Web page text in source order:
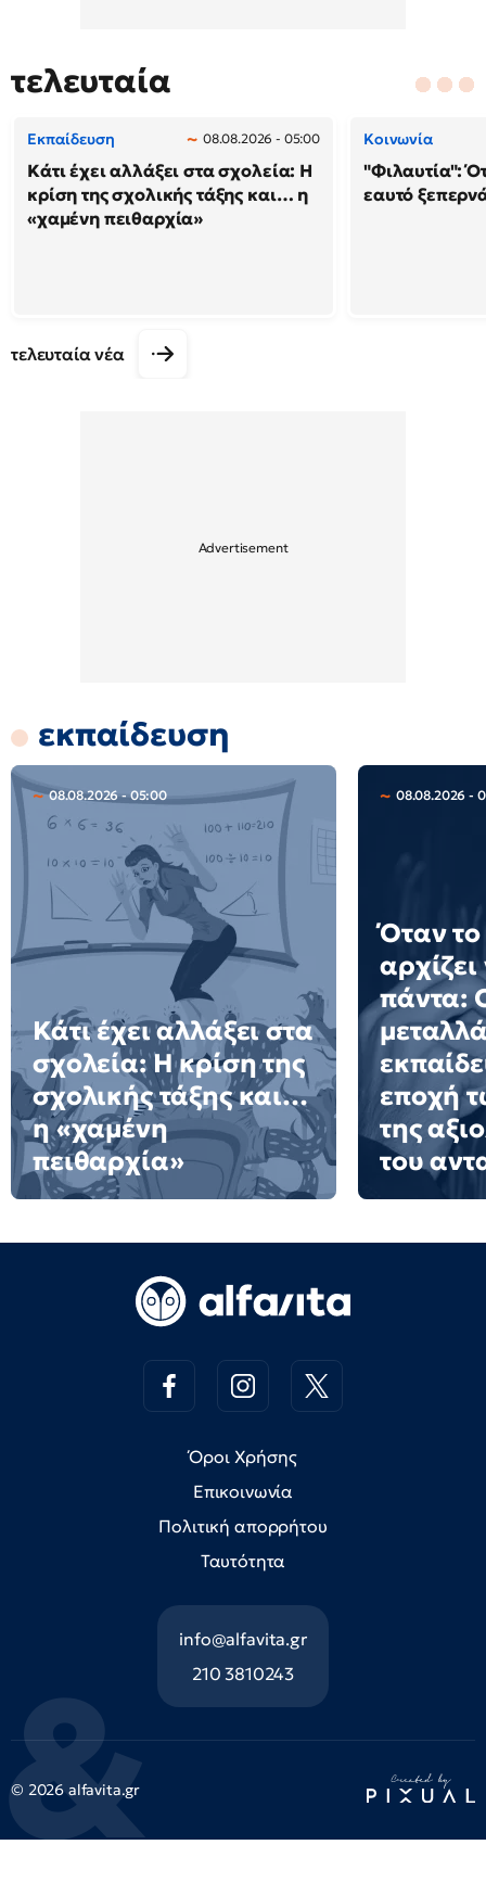
τελευταία
Εκπαίδευση 08.08.2026 - 05:00
Κάτι έχει αλλάξει στα σχολεία: H
κρίση της σχολικής τάξης και… η
«χαμένη πειθαρχία»
Κοινωνία
"Φιλαυτία":
εαυτό
τελευταία νέα
εκπαίδευση
08.08.2026 - 05:00
Κάτι έχει αλλάξει στα
σχολεία: H κρίση της
σχολικής τάξης και…
η «χαμένη
πειθαρχία»
08.08.2026 -
Όταν το
πάντα:
εποχή
της
του
Όροι Χρήσης
Επικοινωνία
Πολιτική απορρήτου
Ταυτότητα
info@alfavita.gr
210 3810243
© 2026 alfavita.gr